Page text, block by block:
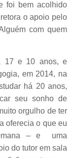
foi bem acolhido
o apoio pelo
com quem
17 e 10 anos, e
em 2014, na
há 20 anos,
seu sonho de
orgulho de ter
oferecia o que eu
– e uma
do tutor em sala